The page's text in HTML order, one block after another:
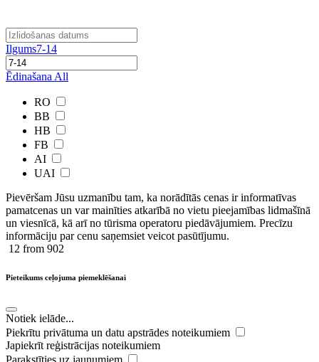
Ilgums7-14
Ēdinašana All
RO
BB
HB
FB
AI
UAI
Pievēršam Jūsu uzmanību tam, ka norādītās cenas ir ​informatīvas ​
pamatcenas un var mainīties atkarībā ​no ​vietu pieejamības lidmašīnā
un viesnīcā, kā arī no tūrisma operatoru piedāvājumiem. Precīzu
informāciju par cenu saņemsiet veicot pasūtījumu.
12 from 902
Pieteikums ceļojuma piemeklēšanai
Notiek ielāde...
Piekrītu privātuma un datu apstrādes noteikumiem
Japiekrīt reģistrācijas noteikumiem
Parakstīties uz jaunumiem